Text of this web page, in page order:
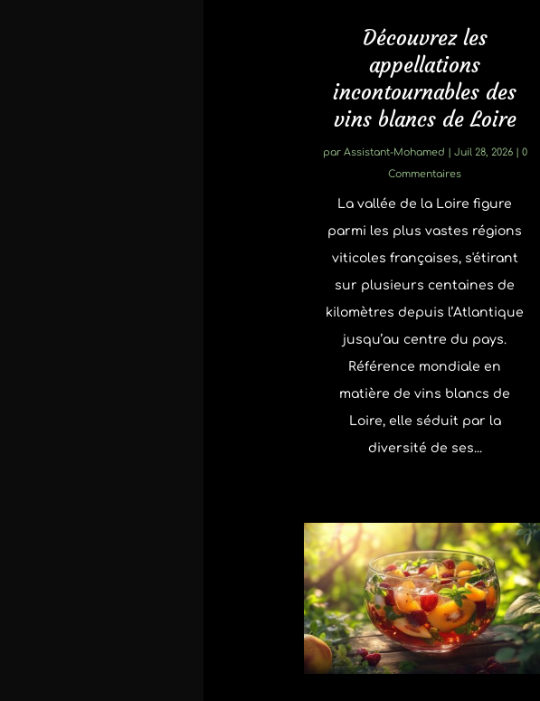
Découvrez les
appellations
incontournables des
vins blancs de Loire
par Assistant-Mohamed | Juil 28, 2026| 0
Commentaires
La vallée de la Loire figure
parmi les plus vastes régions
viticoles françaises, s'étirant
sur plusieurs centaines de
kilomètres depuis l’Atlantique
jusqu’au centre du pays.
Référence mondiale en
matière de vins blancs de
Loire, elle séduit par la
diversité de ses...